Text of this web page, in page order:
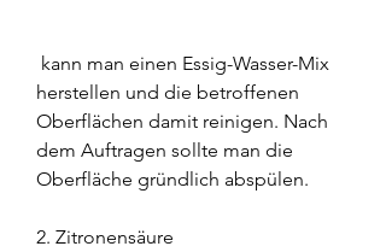
herstellen und die betroffenen
Oberflächen damit reinigen. Nach
dem Auftragen sollte man die
Oberfläche gründlich abspülen.
2. Zitronensäure